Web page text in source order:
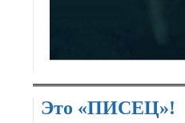
Это «ПИСЕЦ»!